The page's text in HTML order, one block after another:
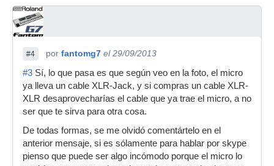
#4 por fantomg7 el 29/09/2013
#3 Sí, lo que pasa es que según veo en la foto, el micro
ya lleva un cable XLR-Jack, y si compras un cable XLR-
XLR desaprovecharías el cable que ya trae el micro, a no
ser que te sirva para otra cosa.
De todas formas, se me olvidó comentártelo en el
anterior mensaje, si es sólamente para hablar por skype
pienso que puede ser algo incómodo porque el micro lo